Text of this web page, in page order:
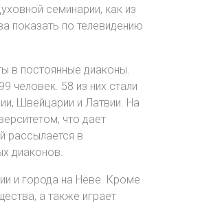
семинарии, как из
показать по телевидению
в постоянные диаконы.
человек. 58 из них стали
Швейцарии и Латвии. На
что дает
рассылается в
диаконов.
и города на Неве. Кроме
а также играет